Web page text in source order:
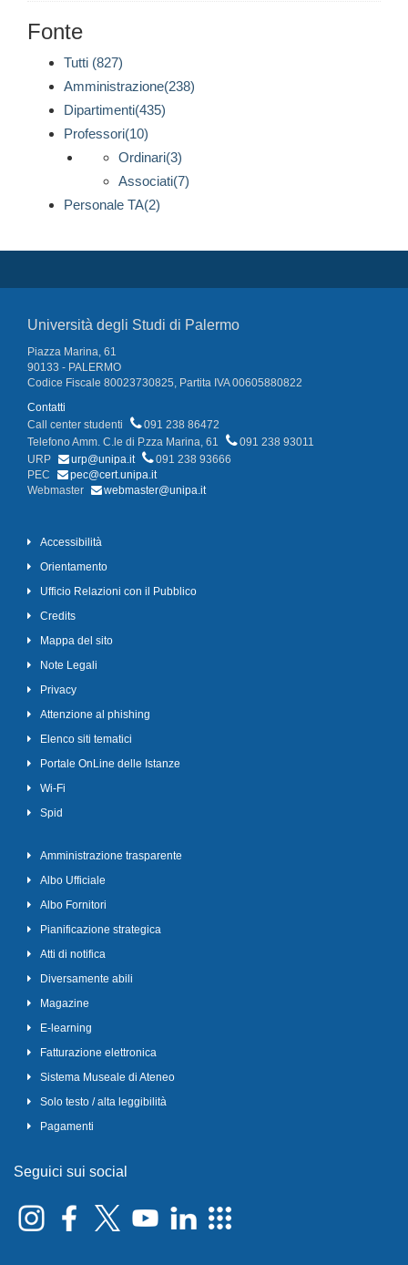
Fonte
Tutti (827)
Amministrazione(238)
Dipartimenti(435)
Professori(10)
Ordinari(3)
Associati(7)
Personale TA(2)
Università degli Studi di Palermo
Piazza Marina, 61
90133 - PALERMO
Codice Fiscale 80023730825, Partita IVA 00605880822
Contatti
Call center studenti
091 238 86472
Telefono Amm. C.le di P.zza Marina, 61
091 238 93011
URP
urp@unipa.it
091 238 93666
PEC
pec@cert.unipa.it
Webmaster
webmaster@unipa.it
Accessibilità
Orientamento
Ufficio Relazioni con il Pubblico
Credits
Mappa del sito
Note Legali
Privacy
Attenzione al phishing
Elenco siti tematici
Portale OnLine delle Istanze
Wi-Fi
Spid
Amministrazione trasparente
Albo Ufficiale
Albo Fornitori
Pianificazione strategica
Atti di notifica
Diversamente abili
Magazine
E-learning
Fatturazione elettronica
Sistema Museale di Ateneo
Solo testo / alta leggibilità
Pagamenti
Seguici sui social